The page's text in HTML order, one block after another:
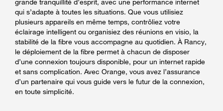
qui s’adapte à toutes les situations. Que vous utilisiez
plusieurs appareils en même temps, contrôliez votre
éclairage intelligent ou organisiez des réunions en visio, la
stabilité de la fibre vous accompagne au quotidien. À Rancy,
le déploiement de la fibre permet à chacun de disposer
d’une connexion toujours disponible, pour un internet rapide
et sans complication. Avec Orange, vous avez l’assurance
d’un partenaire qui vous guide vers le futur de la connexion,
en toute simplicité.